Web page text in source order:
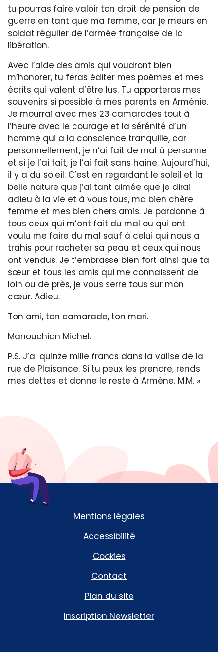
tu pourras faire valoir ton droit de pension de
guerre en tant que ma femme, car je meurs en
soldat régulier de l’armée française de la
libération.
Avec l’aide des amis qui voudront bien
m’honorer, tu feras éditer mes poèmes et mes
écrits qui valent d’être lus. Tu apporteras mes
souvenirs si possible à mes parents en Arménie.
Je mourrai avec mes 23 camarades tout à
l’heure avec le courage et la sérénité d’un
homme qui a la conscience tranquille, car
personnellement, je n’ai fait de mal à personne
et si je l’ai fait, je l’ai fait sans haine. Aujourd’hui,
il y a du soleil. C’est en regardant le soleil et la
belle nature que j’ai tant aimée que je dirai
adieu à la vie et à vous tous, ma bien chère
femme et mes bien chers amis. Je pardonne à
tous ceux qui m’ont fait du mal ou qui ont
voulu me faire du mal sauf à celui qui nous a
trahis pour racheter sa peau et ceux qui nous
ont vendus. Je t’embrasse bien fort ainsi que ta
sœur et tous les amis qui me connaissent de
loin ou de près, je vous serre tous sur mon
cœur. Adieu.
Ton ami, ton camarade, ton mari.
Manouchian Michel.
P.S. J’ai quinze mille francs dans la valise de la
rue de Plaisance. Si tu peux les prendre, rends
mes dettes et donne le reste à Armène. M.M. »
Mentions légales
Accessibilité
Cookies
Contact
Plan du site
Inscription Newsletter